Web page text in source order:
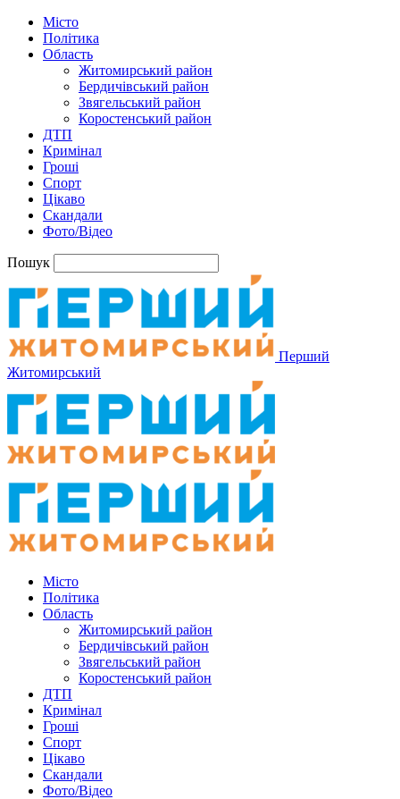
Місто
Політика
Область
Житомирський район
Бердичівський район
Звягельський район
Коростенський район
ДТП
Кримінал
Гроші
Спорт
Цікаво
Скандали
Фото/Відео
Пошук
Перший
Житомирський
Місто
Політика
Область
Житомирський район
Бердичівський район
Звягельський район
Коростенський район
ДТП
Кримінал
Гроші
Спорт
Цікаво
Скандали
Фото/Відео